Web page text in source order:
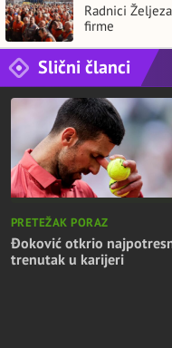
Radnici
firme
Slični članci
PRETEŽAK PORAZ
Đoković otkrio
trenutak u karijeri